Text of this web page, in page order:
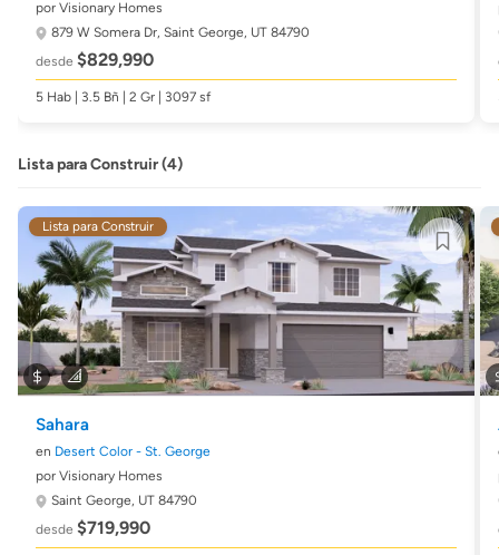
por Visionary Homes
879 W Somera Dr, Saint George, UT 84790
desde $829,990
5 Hab | 3.5 Bñ | 2 Gr | 3097 sf
Lista para Construir (4)
Lista para Construir
Sahara
en Desert Color - St. George
por Visionary Homes
Saint George, UT 84790
desde $719,990